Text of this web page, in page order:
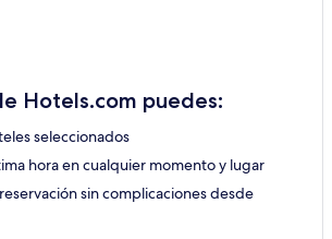
Yaoundé
Yaoundé
Yaoundé
Hotels.com puedes:
seleccionados
hora en cualquier momento y lugar
sin complicaciones desde